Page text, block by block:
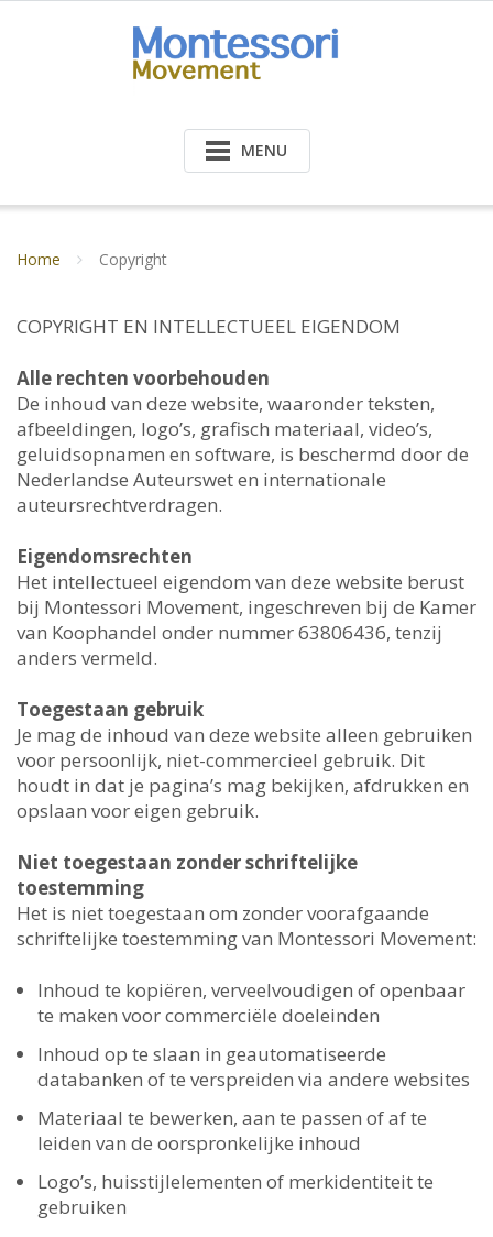
MENU
Home Copyright
COPYRIGHT EN INTELLECTUEEL EIGENDOM
Alle rechten voorbehouden
De inhoud van deze website, waaronder teksten,
afbeeldingen, logo’s, grafisch materiaal, video’s,
geluidsopnamen en software, is beschermd door de
Nederlandse Auteurswet en internationale
auteursrechtverdragen.
Eigendomsrechten
Het intellectueel eigendom van deze website berust
bij Montessori Movement, ingeschreven bij de Kamer
van Koophandel onder nummer 63806436, tenzij
anders vermeld.
Toegestaan gebruik
Je mag de inhoud van deze website alleen gebruiken
voor persoonlijk, niet-commercieel gebruik. Dit
houdt in dat je pagina’s mag bekijken, afdrukken en
opslaan voor eigen gebruik.
Niet toegestaan zonder schriftelijke
toestemming
Het is niet toegestaan om zonder voorafgaande
schriftelijke toestemming van Montessori Movement:
Inhoud te kopiëren, verveelvoudigen of openbaar
te maken voor commerciële doeleinden
Inhoud op te slaan in geautomatiseerde
databanken of te verspreiden via andere websites
Materiaal te bewerken, aan te passen of af te
leiden van de oorspronkelijke inhoud
Logo’s, huisstijlelementen of merkidentiteit te
gebruiken